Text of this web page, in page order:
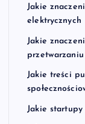
Jakie
elektrycznych
Jakie
przetwarzaniu
Jakie treści
Jakie